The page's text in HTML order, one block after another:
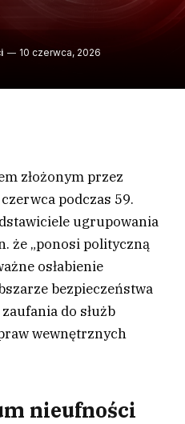
10 czerwca, 2026
złożonym przez
czerwca podczas 59.
ugrupowania
że „ponosi polityczną
osłabienie
bezpieczeństwa
do służb
wewnętrznych
nieufności